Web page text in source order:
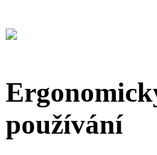
používání